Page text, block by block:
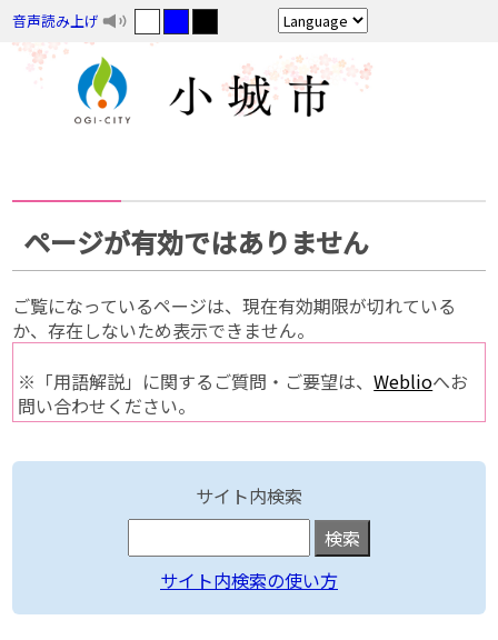
音声読み上げ
ページが有効ではありません
ご覧になっているページは、現在有効期限が切れている
か、存在しないため表示できません。
※「用語解説」に関するご質問・ご要望は、Weblioへお
問い合わせください。
サイト内検索
サイト内検索の使い方